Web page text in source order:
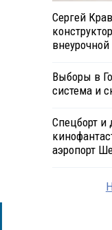
Сергей
Выборы в
система и
Спецборт и
аэропорт